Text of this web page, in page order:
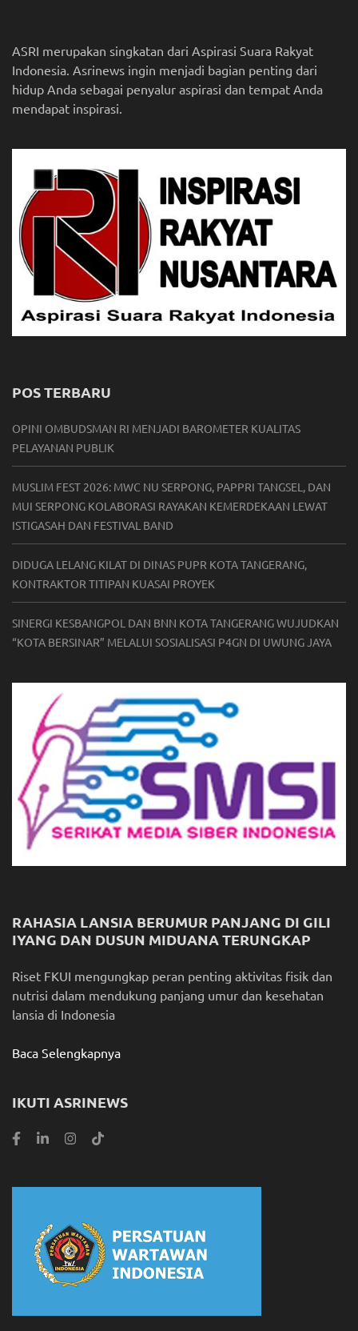
ASRI merupakan singkatan dari Aspirasi Suara Rakyat
Indonesia. Asrinews ingin menjadi bagian penting dari
hidup Anda sebagai penyalur aspirasi dan tempat Anda
mendapat inspirasi.
POS TERBARU
OPINI OMBUDSMAN RI MENJADI BAROMETER KUALITAS
PELAYANAN PUBLIK
MUSLIM FEST 2026: MWC NU SERPONG, PAPPRI TANGSEL, DAN
MUI SERPONG KOLABORASI RAYAKAN KEMERDEKAAN LEWAT
ISTIGASAH DAN FESTIVAL BAND
DIDUGA LELANG KILAT DI DINAS PUPR KOTA TANGERANG,
KONTRAKTOR TITIPAN KUASAI PROYEK
SINERGI KESBANGPOL DAN BNN KOTA TANGERANG WUJUDKAN
“KOTA BERSINAR” MELALUI SOSIALISASI P4GN DI UWUNG JAYA
RAHASIA LANSIA BERUMUR PANJANG DI GILI
IYANG DAN DUSUN MIDUANA TERUNGKAP
Riset FKUI mengungkap peran penting aktivitas fisik dan
nutrisi dalam mendukung panjang umur dan kesehatan
lansia di Indonesia
Baca Selengkapnya
IKUTI ASRINEWS